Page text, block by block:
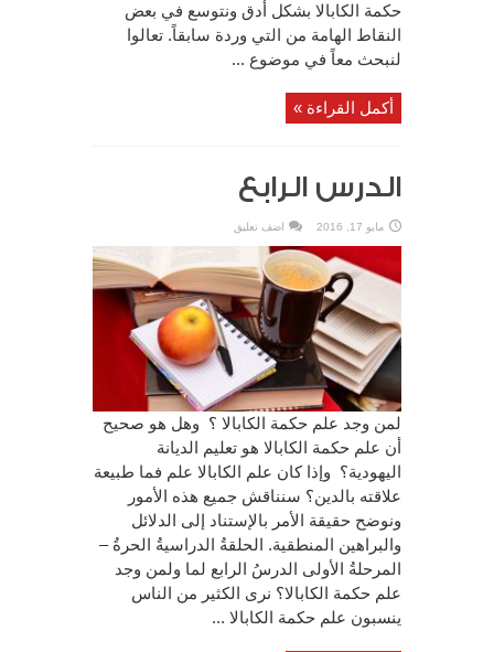
حكمة الكابالا بشكل أدق ونتوسع في بعض
النقاط الهامة من التي وردة سابقاً. تعالوا
لنبحث معاً في موضوع ...
أكمل القراءة »
الدرس الرابع
مايو 17, 2016 اضف تعليق
لمن وجد علم حكمة الكابالا ؟ وهل هو صحيح
أن علم حكمة الكابالا هو تعليم الديانة
اليهودية؟ وإذا كان علم الكابالا علم فما طبيعة
علاقته بالدين؟ سنناقش جميع هذه الأمور
ونوضح حقيقة الأمر بالإستناد إلى الدلائل
والبراهين المنطقية. الحلقةُ الدراسيةُ الحرةُ –
المرحلةُ الأولى الدرسُ الرابع لما ولمن وجد
علم حكمة الكابالا؟ نرى الكثير من الناس
ينسبون علم حكمة الكابالا ...